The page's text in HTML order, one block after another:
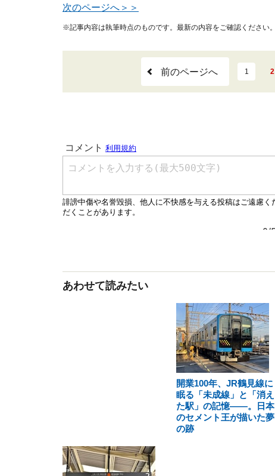
次のページへ＞＞
※記事内容は執筆時点のものです。最新の内容をご確認ください。
前のページへ 1 2
あわせて読みたい
開業100年、JR鶴見線に
眠る「未成線」と「消え
た駅」の記憶――。日本
のセメント王が描いた夢
の跡